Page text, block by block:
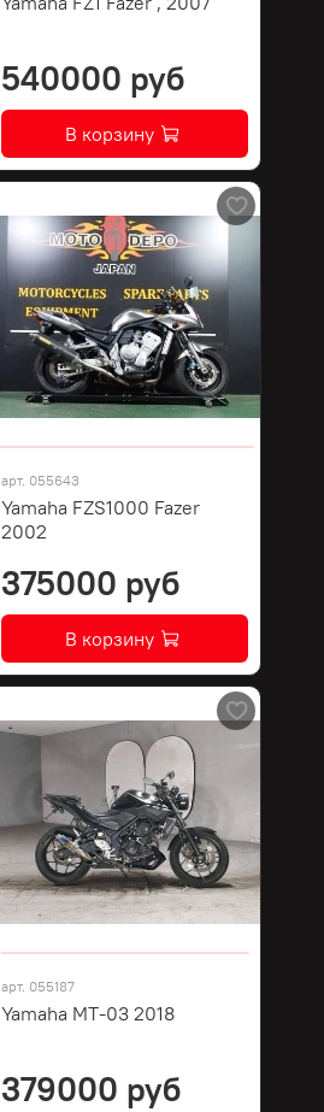
540000 руб
В корзину
арт. 055643
Yamaha FZS1000 Fazer
2002
375000 руб
В корзину
арт. 055187
Yamaha MT-03 2018
379000 руб